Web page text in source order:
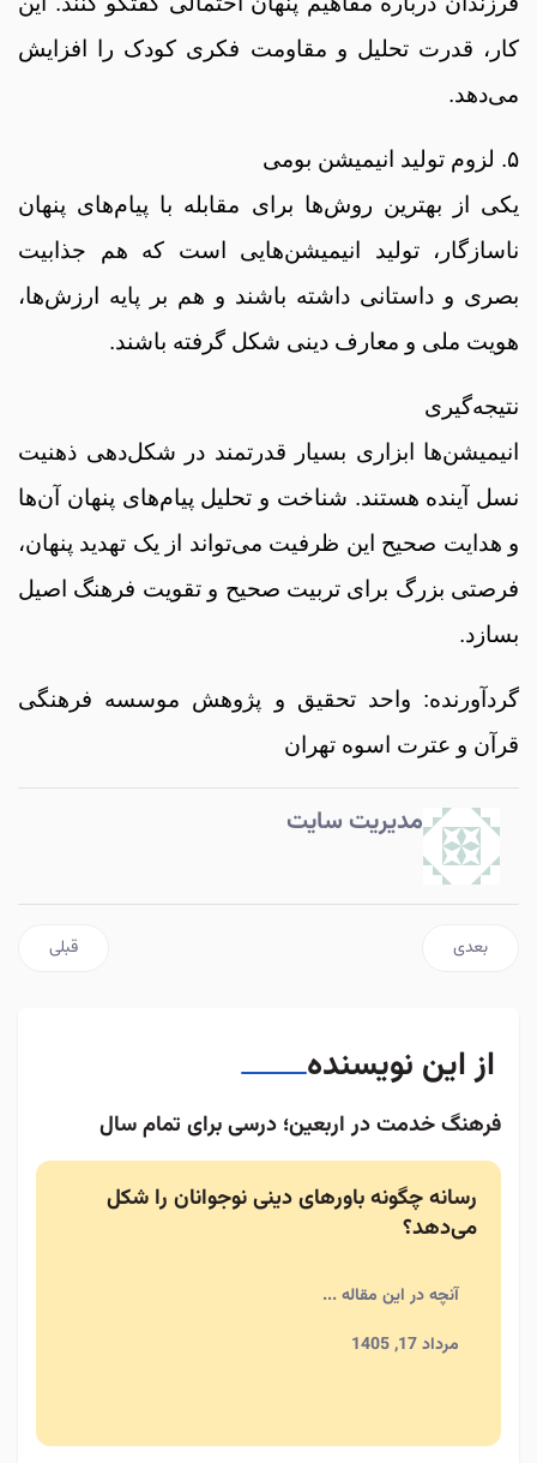
کار، قدرت تحلیل و مقاومت فکری کودک را افزایش
می‌دهد.
۵. لزوم تولید انیمیشن بومی
یکی از بهترین روش‌ها برای مقابله با پیام‌های پنهان
ناسازگار، تولید انیمیشن‌هایی است که هم جذابیت
بصری و داستانی داشته باشند و هم بر پایه ارزش‌ها،
هویت ملی و معارف دینی شکل گرفته باشند.
نتیجه‌گیری
انیمیشن‌ها ابزاری بسیار قدرتمند در شکل‌دهی ذهنیت
نسل آینده هستند. شناخت و تحلیل پیام‌های پنهان آن‌ها
و هدایت صحیح این ظرفیت می‌تواند از یک تهدید پنهان،
فرصتی بزرگ برای تربیت صحیح و تقویت فرهنگ اصیل
بسازد.
گردآورنده: واحد تحقیق و پژوهش موسسه فرهنگی
قرآن و عترت اسوه تهران
مدیریت سایت
مطلب قبلی:
قبلی مطلب بعدی: اثرگذاری سریال‌ها بر سبک زندگی
بعدی
از این نویسنده
فرهنگ خدمت در اربعین؛ درسی برای تمام سال
رسانه چگونه باورهای دینی نوجوانان را شکل
می‌دهد؟
آنچه در این مقاله ...
مرداد 17, 1405